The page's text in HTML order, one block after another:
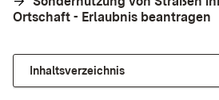
Ortschaft - Erlaubnis beantragen
Inhaltsverzeichnis